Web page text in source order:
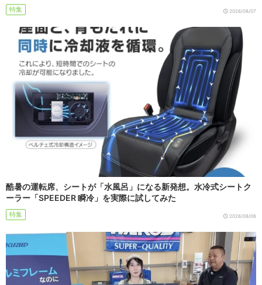
特集 2026/08/07
酷暑の運転席、シートが「水風呂」になる新発想。水冷式シートク
ーラー「SPEEDER 瞬冷」を実際に試してみた
特集 2026/08/06